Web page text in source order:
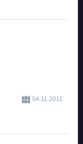
04.11.2011